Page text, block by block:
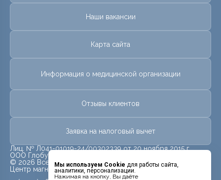
Мы используем Cookie для работы сайта,
аналитики, персонализации.
Нажимая на кнопку, Вы даёте
Наши вакансии
Карта сайта
Информация о медицинской организации
Отзывы клиентов
Заявка на налоговый вычет
Лиц. № Л041-01019-24/00302339 от 20 ноября 2015 г.
ООО Глобус
© 2026 Все права защищены.
Центр магнитно-резонансной томографии «МРТ Лидер»